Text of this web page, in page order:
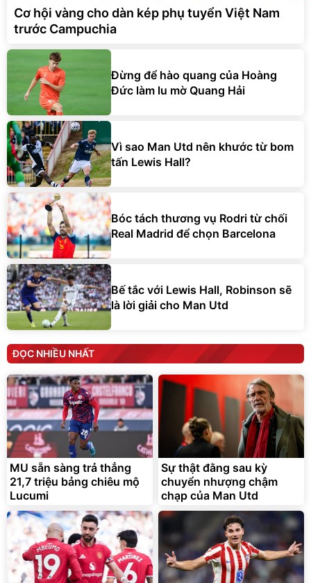
Cơ hội vàng cho dàn kép phụ tuyển Việt Nam
trước Campuchia
Đừng để hào quang của Hoàng
Đức làm lu mờ Quang Hải
Vì sao Man Utd nên khước từ bom
tấn Lewis Hall?
Bóc tách thương vụ Rodri từ chối
Real Madrid để chọn Barcelona
Bế tắc với Lewis Hall, Robinson sẽ
là lời giải cho Man Utd
ĐỌC NHIỀU NHẤT
MU sẵn sàng trả thẳng
21,7 triệu bảng chiêu mộ
Lucumi
Sự thật đằng sau kỳ
chuyển nhượng chậm
chạp của Man Utd